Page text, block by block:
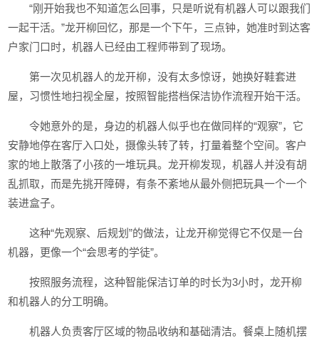
“刚开始我也不知道怎么回事，只是听说有机器人可以跟我们
一起干活。”龙开柳回忆，那是一个下午，三点钟，她准时到达客
户家门口时，机器人已经由工程师带到了现场。
第一次见机器人的龙开柳，没有太多惊讶，她换好鞋套进
屋，习惯性地扫视全屋，按照智能搭档保洁协作流程开始干活。
令她意外的是，身边的机器人似乎也在做同样的“观察”，它
安静地停在客厅入口处，摄像头转了转，打量着整个空间。客户
家的地上散落了小孩的一堆玩具。龙开柳发现，机器人并没有胡
乱抓取，而是先挑开障碍，有条不紊地从最外侧把玩具一个一个
装进盒子。
这种“先观察、后规划”的做法，让龙开柳觉得它不仅是一台
机器，更像一个“会思考的学徒”。
按照服务流程，这种智能保洁订单的时长为3小时，龙开柳
和机器人的分工明确。
机器人负责客厅区域的物品收纳和基础清洁。餐桌上随机摆